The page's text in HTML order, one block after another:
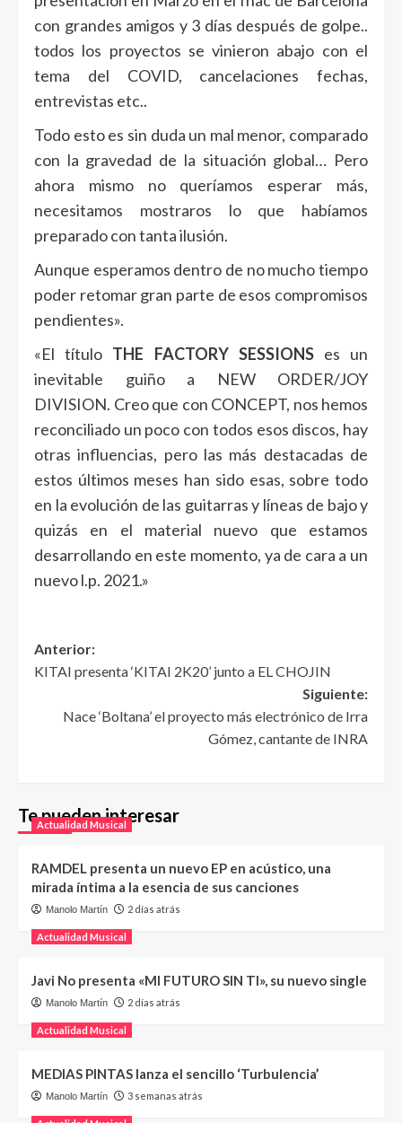
con grandes amigos y 3 días después de golpe..
todos los proyectos se vinieron abajo con el
tema del COVID, cancelaciones fechas,
entrevistas etc..
Todo esto es sin duda un mal menor, comparado
con la gravedad de la situación global… Pero
ahora mismo no queríamos esperar más,
necesitamos mostraros lo que habíamos
preparado con tanta ilusión.
Aunque esperamos dentro de no mucho tiempo
poder retomar gran parte de esos compromisos
pendientes».
«El título THE FACTORY SESSIONSes un
inevitable guiño a NEW ORDER/JOY
DIVISION. Creo que con CONCEPT, nos hemos
reconciliado un poco con todos esos discos, hay
otras influencias, pero las más destacadas de
estos últimos meses han sido esas, sobre todo
en la evolución de las guitarras y líneas de bajo y
quizás en el material nuevo que estamos
desarrollando en este momento, ya de cara a un
nuevo l.p. 2021.»
Anterior:
KITAI presenta ‘KITAI 2K20’ junto a EL CHOJIN
Siguiente:
Nace ‘Boltana’ el proyecto más electrónico de Irra
Gómez, cantante de INRA
Te pueden interesar
Actualidad Musical
RAMDEL presenta un nuevo EP en acústico, una
mirada íntima a la esencia de sus canciones
Manolo Martín 2 días atrás
Actualidad Musical
Javi No presenta «MI FUTURO SIN TI», su nuevo single
Manolo Martín 2 días atrás
Actualidad Musical
MEDIAS PINTAS lanza el sencillo ‘Turbulencia’
Manolo Martín 3 semanas atrás